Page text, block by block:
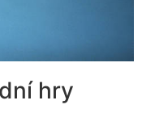
hry